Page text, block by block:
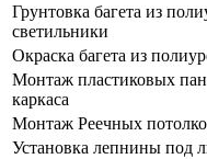
Грунтовка багета из
светильники
Окраска багета из
Монтаж пластиковых
каркаса
Монтаж Реечных
Установка лепнины под